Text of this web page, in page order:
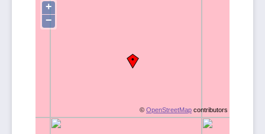
+
−
© OpenStreetMap contributors